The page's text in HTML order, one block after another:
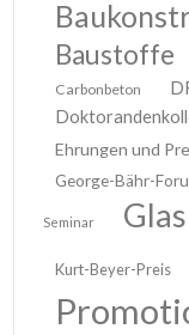
Baustoffe
Carbonbeton
Ehrungen und
George-Bähr-
Seminar
Kurt-Beyer-Preis